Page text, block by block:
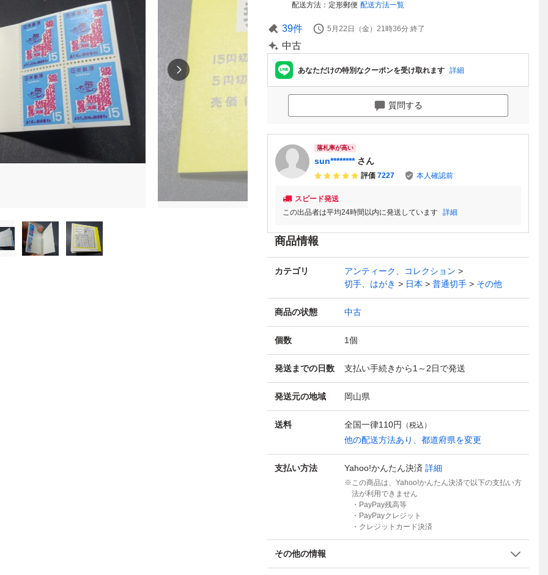
配送方法
定形郵便 配送方法一覧
39件 5月22日（金）21時36分 終了
中古
あなただけの特別なクーポンを受け取れます 詳細
質問する
落札率が高い
sun******** さん
評価 7227 本人確認前
スピード発送
この出品者は平均24時間以内に発送しています 詳細
商品情報
カテゴリ
アンティーク、コレクション
切手、はがき
日本 普通切手 その他
商品の状態 中古
個数 1個
発送までの日数 支払い手続きから1～2日で発送
発送元の地域 岡山県
送料 全国一律110円 （税込）
他の配送方法あり、都道府県を変更
支払い方法 Yahoo!かんたん決済 詳細
この商品は、Yahoo!かんたん決済で以下の支払い方
法が利用できません
・PayPay残高等
・PayPayクレジット
・クレジットカード決済
その他の情報